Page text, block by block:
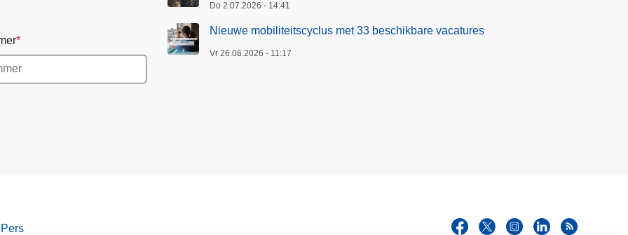
Do 2.07.2026 - 14:41
Nieuwe mobiliteitscyclus met 33 beschikbare vacatures
Vr 26.06.2026 - 11:17
Pers